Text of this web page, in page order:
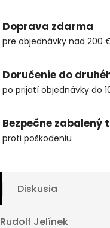
Doprava zdarma
pre objednávky nad 200
Doručenie do
po prijatí objednávky do
Bezpečne zabalený
proti poškodeniu
Diskusia
Rudolf Jelínek